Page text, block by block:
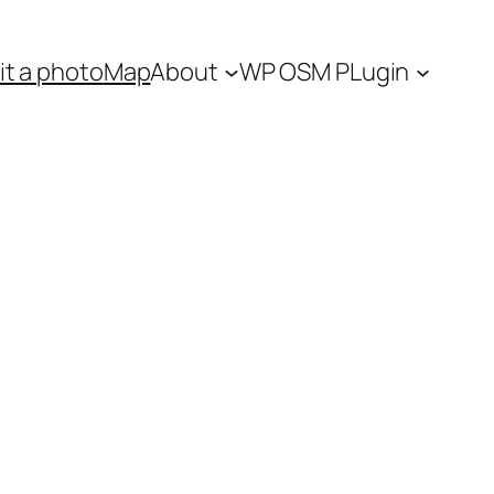
a photoMapAbout WP OSM PLugin